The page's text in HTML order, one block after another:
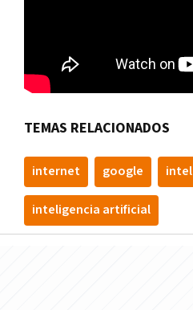
TEMAS RELACIONADOS
internet google intel
inteligencia artificial